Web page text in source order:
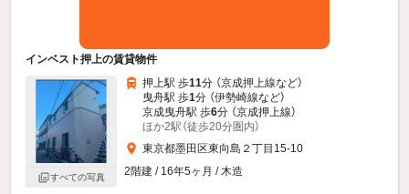
インベスト押上の賃貸物件
すべての写真
押上駅 歩11分 （京成押上線など）
曳舟駅 歩1分 （伊勢崎線など）
京成曳舟駅 歩6分 （京成押上線）
ほか2駅（徒歩20分圏内）
東京都墨田区東向島２丁目15-10
2階建 / 16年5ヶ月 / 木造